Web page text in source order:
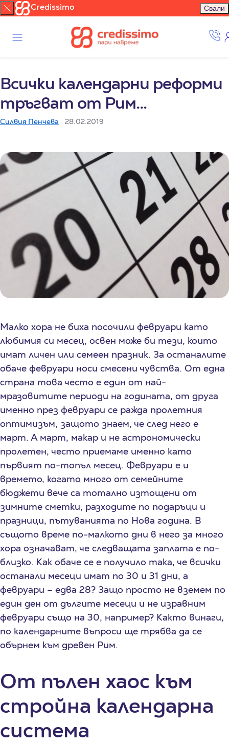
Credissimo Свали
Всички календарни реформи
тръгват от Рим…
Силвия Пенчева 28.02.2019
Малко хора не биха посочили февруари като
любимия си месец, освен може би тези, които
имат личен или семеен празник. За останалите
обаче февруари носи смесени чувства. От една
страна това често е един от най-
мразовитите периоди на годината, от друга
именно през февруари се ражда пролетния
оптимизъм, защото знаем, че след него е
март. А март, макар и не астрономически
пролетен, често приемаме именно като
първият по-топъл месец. Февруари е и
времето, когато много от семейните
бюджети вече са тотално изтощени от
зимните сметки, разходите по подаръци и
празници, пътуванията по Нова година. В
същото време по-малкото дни в него за много
хора означават, че следващата заплата е по-
близко. Как обаче се е получило така, че всички
останали месеци имат по 30 и 31 дни, а
февруари – едва 28? Защо просто не вземем по
един ден от дългите месеци и не изравним
февруари също на 30, например? Както винаги,
по календарните въпроси ще трябва да се
обърнем към древен Рим.
От пълен хаос към
стройна календарна
система